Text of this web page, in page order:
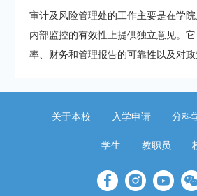
审计及风险管理处的工作主要是在学
内部监控的有效性上提供独立意见。
率、财务和管理报告的可靠性以及对政
关于本校 入学申请 分科
学生 教职员